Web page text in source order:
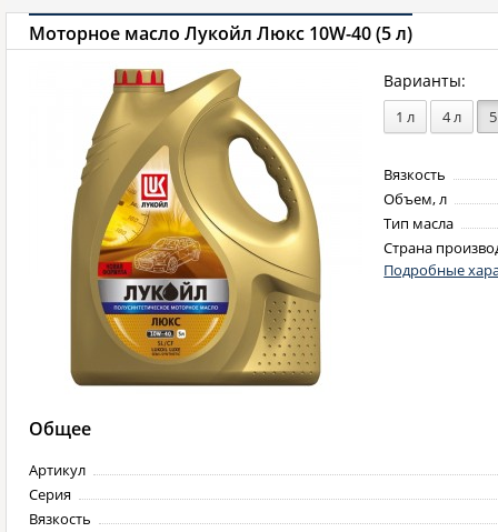
Моторное масло Лукойл Люкс 10W-40 (5 л)
Варианты:
1 л 4 л
Вязкость
Объем, л
Тип масла
Страна
Подробные
Общее
Артикул
Серия
Вязкость